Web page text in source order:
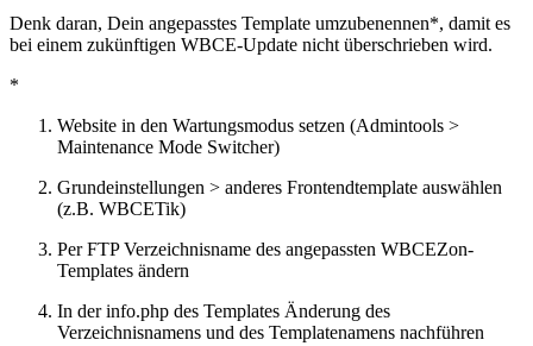
Denk daran, Dein angepasstes Template umzubenennen*, damit es
bei einem zukünftigen WBCE-Update nicht überschrieben wird.
*
Website in den Wartungsmodus setzen (Admintools >
Maintenance Mode Switcher)
Grundeinstellungen > anderes Frontendtemplate auswählen
(z.B. WBCETik)
Per FTP Verzeichnisname des angepassten WBCEZon-
Templates ändern
In der info.php des Templates Änderung des
Verzeichnisnamens und des Templatenamens nachführen